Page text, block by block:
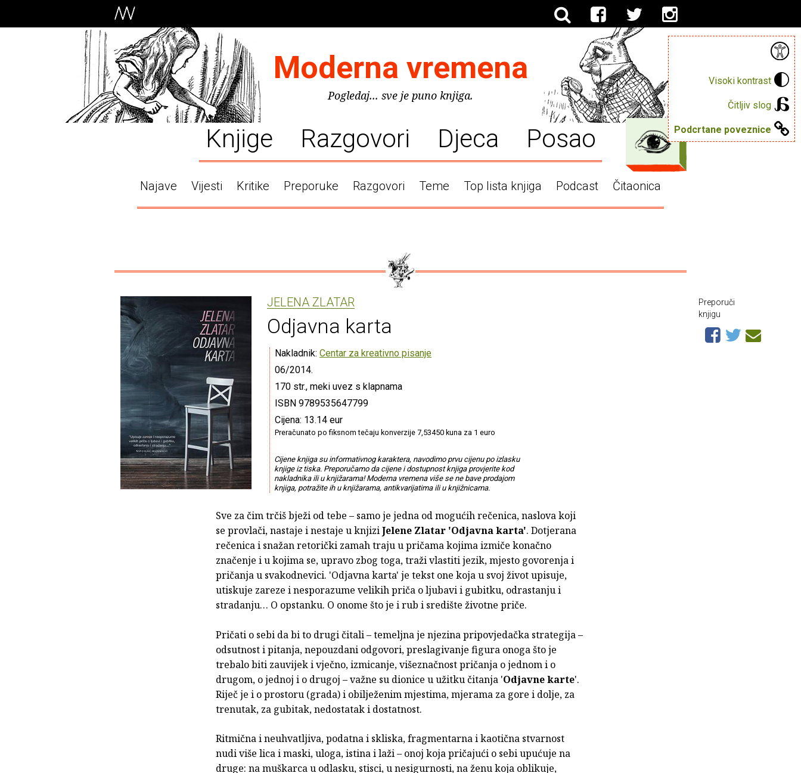
Visoki kontrast
Čitljiv slog
Podcrtane poveznice
Moderna vremena
Pogledaj... sve je puno knjiga.
Knjige Razgovori Djeca Posao
Najave Vijesti Kritike Preporuke Razgovori Teme Top lista knjiga Podcast Čitaonica
JELENA ZLATAR
Odjavna karta
Nakladnik: Centar za kreativno pisanje
06/2014.
170 str., meki uvez s klapnama
ISBN 9789535647799
Cijena: 13.14 eur
Preračunato po fiksnom tečaju konverzije 7,53450 kuna za 1 euro
Cijene knjiga su informativnog karaktera, navodimo prvu cijenu po izlasku
knjige iz tiska. Preporučamo da cijene i dostupnost knjiga provjerite kod
nakladnika ili u knjižarama! Moderna vremena više se ne bave prodajom
knjiga, potražite ih u knjižarama, antikvarijatima ili u knjižnicama.
Sve za čim trčiš bježi od tebe – samo je jedna od mogućih rečenica, naslova koji
se provlači, nastaje i nestaje u knjiziJelene Zlatar 'Odjavna karta'. Dotjerana
rečenica i snažan retorički zamah traju u pričama kojima izmiče konačno
značenje i u kojima se, upravo zbog toga, traži vlastiti jezik, mjesto govorenja i
pričanja u svakodnevici. 'Odjavna karta' je tekst one koja u svoj život upisuje,
utiskuje zareze i nesporazume velikih priča o ljubavi i gubitku, odrastanju i
stradanju… O opstanku. O onome što je i rub i središte životne priče.
Pričati o sebi da bi to drugi čitali – temeljna je njezina pripovjedačka strategija –
odsutnost i pitanja, nepouzdani odgovori, preslagivanje figura onoga što je
trebalo biti zauvijek i vječno, izmicanje, višeznačnost pričanja o jednom i o
drugom, o jednoj i o drugoj – važne su dionice u užitku čitanja 'Odjavne karte'.
Riječ je i o prostoru (grada) i obilježenim mjestima, mjerama za gore i dolje, za
trenutak, za gubitak, nedostatak i dostatnost.
Ritmična i neuhvatljiva, podatna i skliska, fragmentarna i kaotična stvarnost
nudi više lica i maski, uloga, istina i laži – onoj koja pričajući o sebi upućuje na
druge: na muškarca u odlasku, stisci, u nesigurnosti, na ženu koja oblikuje,
Preporuči
knjigu